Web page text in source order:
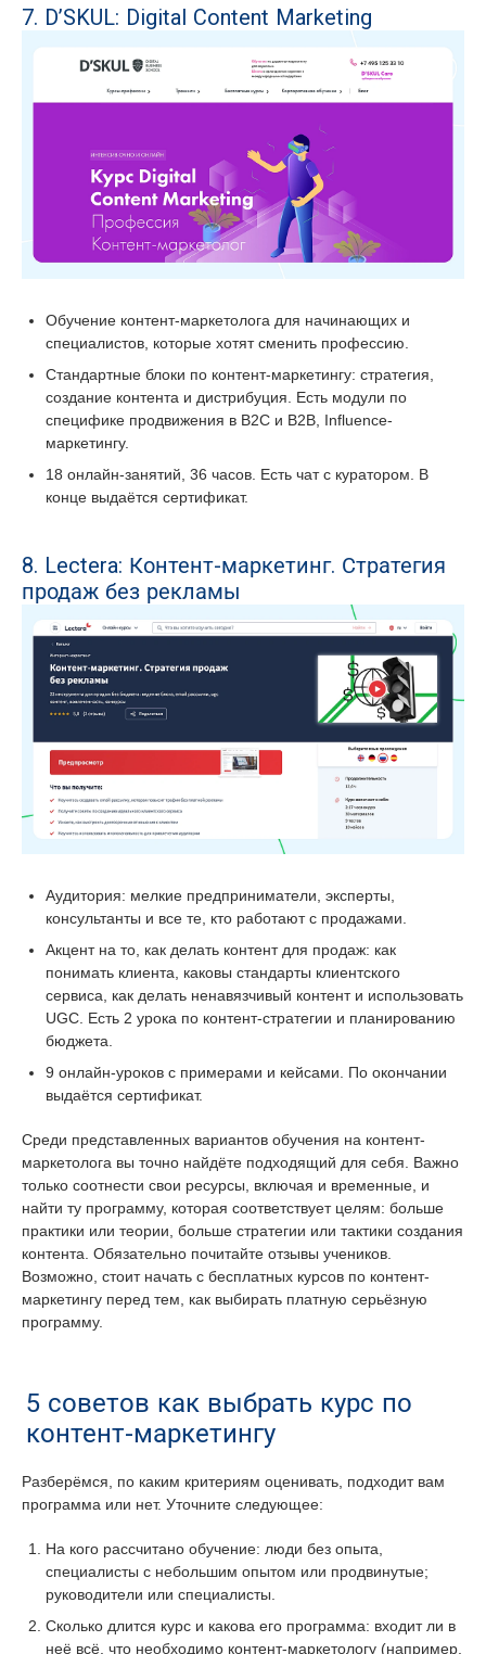
7. D’SKUL: Digital Content Marketing
Обучение контент-маркетолога для начинающих и
специалистов, которые хотят сменить профессию.
Стандартные блоки по контент-маркетингу: стратегия,
создание контента и дистрибуция. Есть модули по
специфике продвижения в B2C и B2B, Influence-
маркетингу.
18 онлайн-занятий, 36 часов. Есть чат с куратором. В
конце выдаётся сертификат.
8. Lectera: Контент-маркетинг. Стратегия
продаж без рекламы
Аудитория: мелкие предприниматели, эксперты,
консультанты и все те, кто работают с продажами.
Акцент на то, как делать контент для продаж: как
понимать клиента, каковы стандарты клиентского
сервиса, как делать ненавязчивый контент и использовать
UGC. Есть 2 урока по контент-стратегии и планированию
бюджета.
9 онлайн-уроков с примерами и кейсами. По окончании
выдаётся сертификат.
Среди представленных вариантов обучения на контент-
маркетолога вы точно найдёте подходящий для себя. Важно
только соотнести свои ресурсы, включая и временные, и
найти ту программу, которая соответствует целям: больше
практики или теории, больше стратегии или тактики создания
контента. Обязательно почитайте отзывы учеников.
Возможно, стоит начать с бесплатных курсов по контент-
маркетингу перед тем, как выбирать платную серьёзную
программу.
5 советов как выбрать курс по
контент-маркетингу
Разберёмся, по каким критериям оценивать, подходит вам
программа или нет. Уточните следующее:
На кого рассчитано обучение: люди без опыта,
специалисты с небольшим опытом или продвинутые;
руководители или специалисты.
Сколько длится курс и какова его программа: входит ли в
неё всё, что необходимо контент-маркетологу (например,